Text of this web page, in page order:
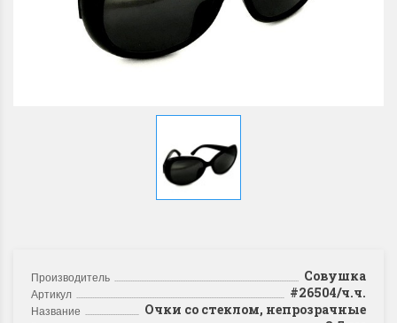
Производитель Совушка
Артикул #26504/ч.ч.
Название Очки со стеклом, непрозрачные